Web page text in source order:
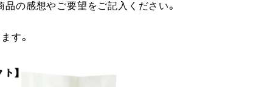
の感想やご要望をご記入ください。
す。